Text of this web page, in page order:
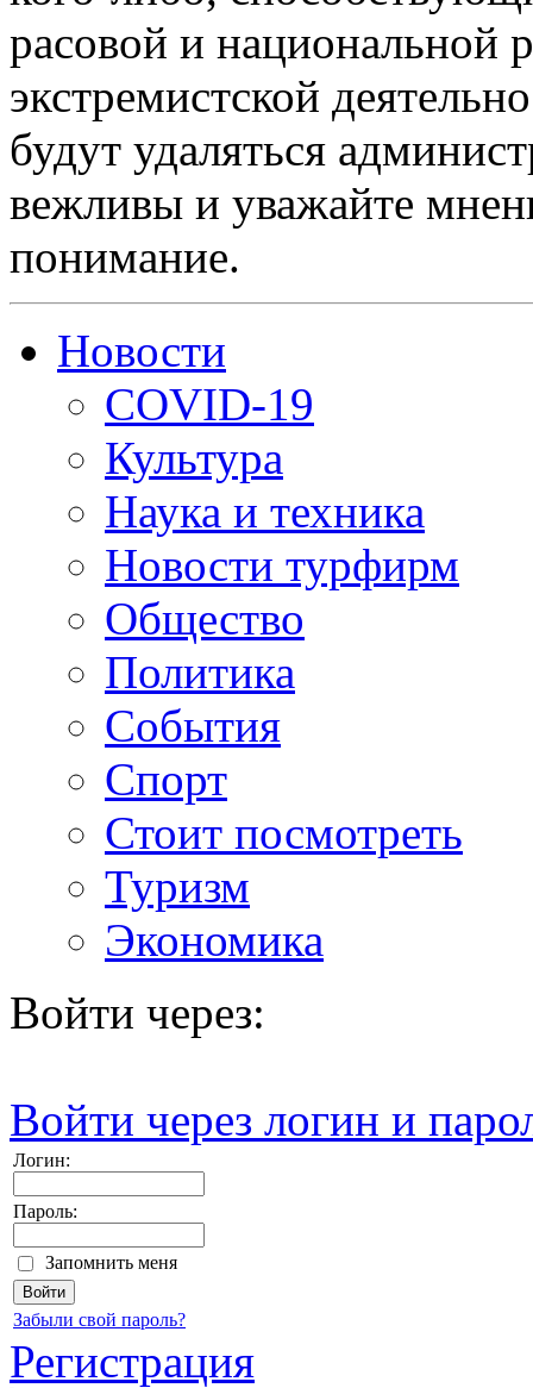
расовой и национальной
экстремистской
будут удаляться
вежливы и уважайте
понимание.
Новости
COVID-19
Культура
Наука и техника
Новости турфирм
Общество
Политика
События
Спорт
Стоит посмотреть
Туризм
Экономика
Войти через:
Войти через логин и
Логин:
Пароль:
Запомнить меня
Забыли свой пароль?
Регистрация